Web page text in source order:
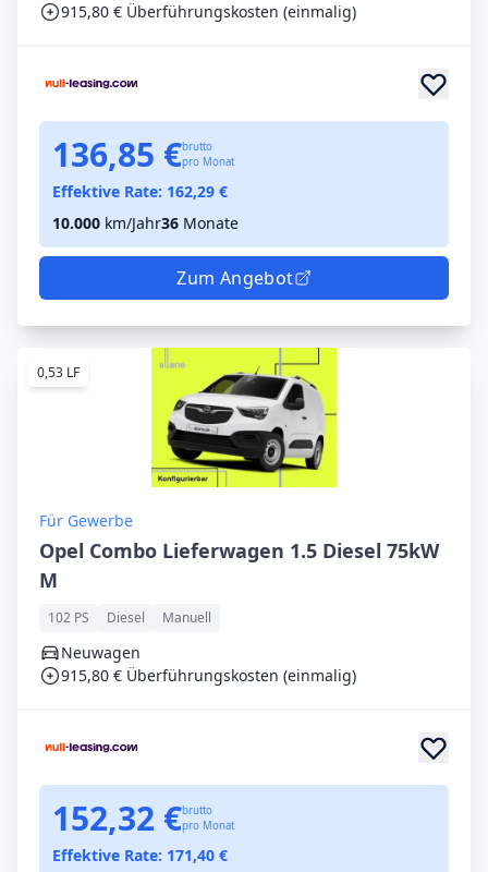
915,80 € Überführungskosten (einmalig)
136,85 €brutto
pro Monat
Effektive Rate: 162,29 €
10.000 km/Jahr36 Monate
Zum Angebot
0,53 LF
Für Gewerbe
Opel Combo Lieferwagen 1.5 Diesel 75kW
M
102 PS Diesel Manuell
Neuwagen
915,80 € Überführungskosten (einmalig)
152,32 €brutto
pro Monat
Effektive Rate: 171,40 €